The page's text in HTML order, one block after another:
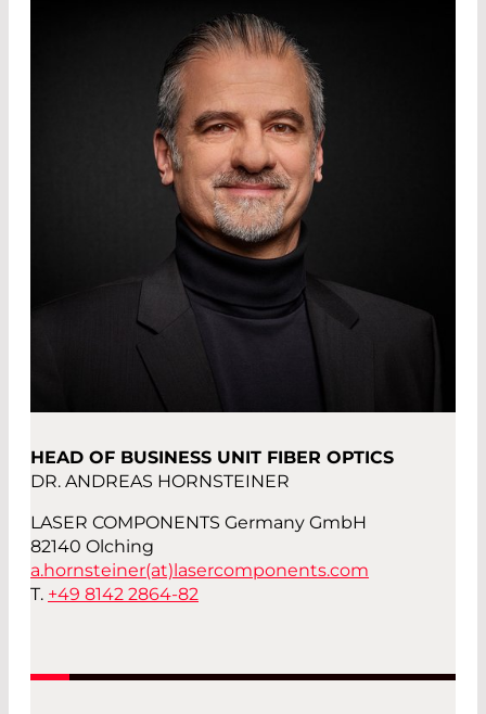
HEAD OF BUSINESS UNIT FIBER OPTICS
DR. ANDREAS HORNSTEINER
LASER COMPONENTS Germany GmbH
82140 Olching
a.hornsteiner(at)lasercomponents.com
T. +49 8142 2864-82